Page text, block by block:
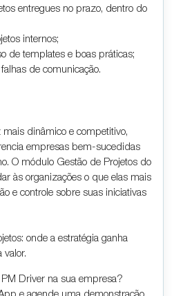
entregues no prazo, dentro do
internos;
de templates e boas práticas;
de comunicação.
dinâmico e competitivo,
empresas bem-sucedidas
O módulo Gestão de Projetos do
às organizações o que elas mais
e controle sobre suas iniciativas
onde a estratégia ganha
valor.
Driver na sua empresa?